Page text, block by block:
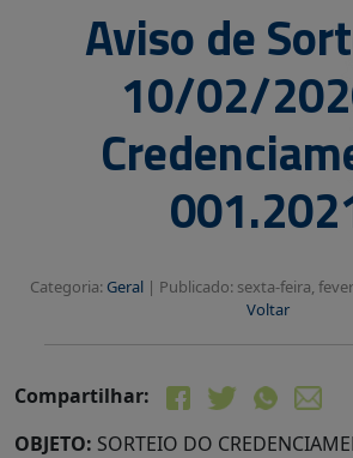
Aviso de
10/02/
Categoria: Geral | Publicado: sexta-feira,
Voltar
Compartilhar:
OBJETO: SORTEIO DO